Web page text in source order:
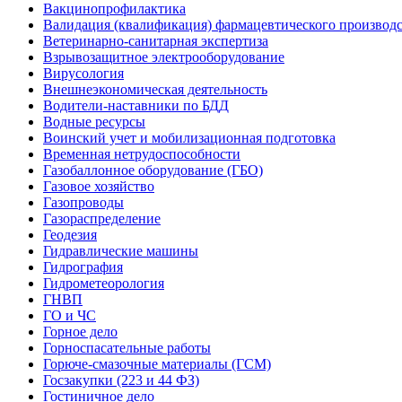
Вакцинопрофилактика
Валидация (квалификация) фармацевтического
Ветеринарно-санитарная экспертиза
Взрывозащитное электрооборудование
Вирусология
Внешнеэкономическая деятельность
Водители-наставники по БДД
Водные ресурсы
Воинский учет и мобилизационная подготовка
Временная нетрудоспособности
Газобаллонное оборудование (ГБО)
Газовое хозяйство
Газопроводы
Газораспределение
Геодезия
Гидравлические машины
Гидрография
Гидрометеорология
ГНВП
ГО и ЧС
Горное дело
Горноспасательные работы
Горюче-смазочные материалы (ГСМ)
Госзакупки (223 и 44 ФЗ)
Гостиничное дело